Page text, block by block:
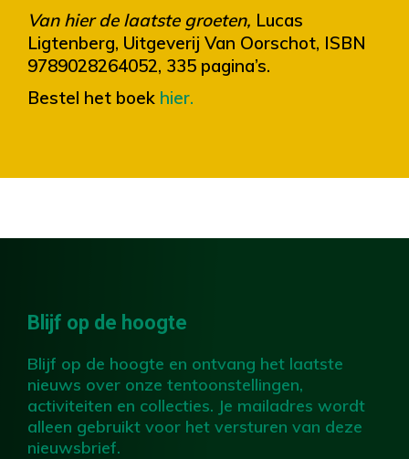
Van hier de laatste groeten, Lucas
Ligtenberg, Uitgeverij Van Oorschot, ISBN
9789028264052, 335 pagina’s.
Bestel het boek hier.
Blijf op de hoogte
Blijf op de hoogte en ontvang het laatste
nieuws over onze tentoonstellingen,
activiteiten en collecties. Je mailadres wordt
alleen gebruikt voor het versturen van deze
nieuwsbrief.